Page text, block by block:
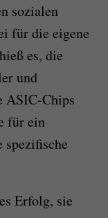
sozialen
für die eigene
es, die
und
ASIC-Chips
für ein
spezifische
Erfolg, sie